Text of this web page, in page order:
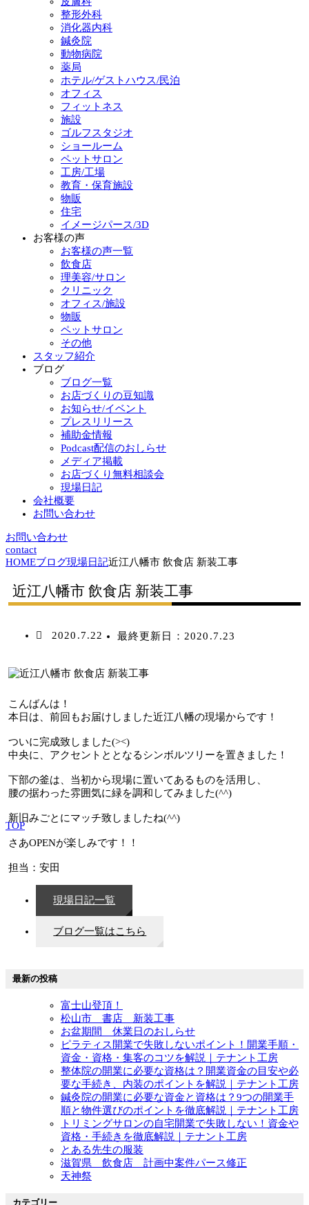
整形外科
消化器内科
鍼灸院
動物病院
薬局
ホテル/ゲストハウス/民泊
オフィス
フィットネス
施設
ゴルフスタジオ
ショールーム
ペットサロン
工房/工場
教育・保育施設
物販
住宅
イメージパース/3D
お客様の声
お客様の声一覧
飲食店
理美容/サロン
クリニック
オフィス/施設
物販
ペットサロン
その他
スタッフ紹介
ブログ
ブログ一覧
お店づくりの豆知識
お知らせ/イベント
プレスリリース
補助金情報
Podcast配信のおしらせ
メディア掲載
お店づくり無料相談会
現場日記
会社概要
お問い合わせ
TOP
お問い合わせ
contact
HOMEブログ現場日記近江八幡市 飲食店 新装工事
近江八幡市 飲食店 新装工事
2020.7.22 最終更新日： 2020.7.23
こんばんは！
本日は、前回もお届けしました近江八幡の現場からです！
ついに完成致しました(><)
中央に、アクセントととなるシンボルツリーを置きました！
下部の釜は、当初から現場に置いてあるものを活用し、
腰の据わった雰囲気に緑を調和してみました(^^)
新旧みごとにマッチ致しましたね(^^)
さあOPENが楽しみです！！
担当：安田
現場日記一覧
ブログ一覧はこちら
最新の投稿
富士山登頂！
松山市 書店 新装工事
お盆期間 休業日のおしらせ
ピラティス開業で失敗しないポイント！開業手順・
資金・資格・集客のコツを解説｜テナント工房
整体院の開業に必要な資格は？開業資金の目安や必
要な手続き、内装のポイントを解説｜テナント工房
鍼灸院の開業に必要な資金と資格は？9つの開業手
順と物件選びのポイントを徹底解説｜テナント工房
トリミングサロンの自宅開業で失敗しない！資金や
資格・手続きを徹底解説｜テナント工房
とある先生の服装
滋賀県 飲食店 計画中案件パース修正
天神祭
カテゴリー